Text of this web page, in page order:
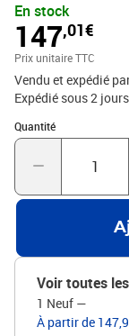
confort. Avec un
durable.
bois +
cm (I x P x
cmHauteur du
à partir du sol : 51
(par siège) : 110
En stock
147,01€
Prix unitaire TTC
Vendu et expédié
Expédié sous 2 jours
Quantité
Quantité : 1
Voir toutes
1 Neuf —
À partir de